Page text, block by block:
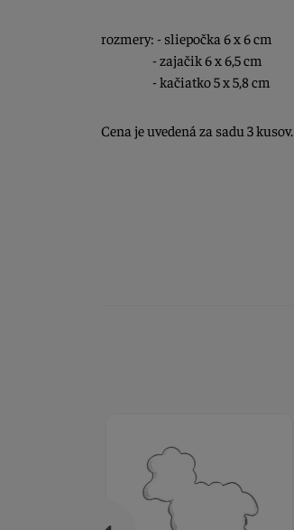
rozmery: - sliepočka 6 x 6 cm
- zajačik 6 x 6,5 cm
- kačiatko 5 x 5,8 cm
Cena je uvedená za sadu 3 kusov.